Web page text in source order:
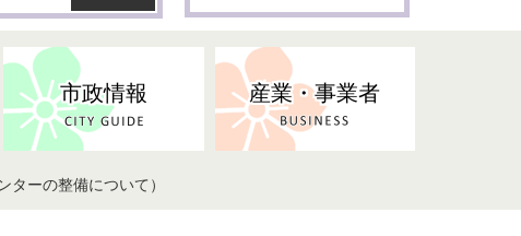
ひとり
保育所(園)・幼稚園・認定こども
市政情報 産業・事業者
物ーの整備について）